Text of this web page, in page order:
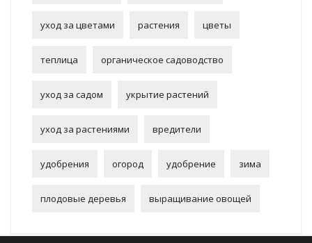
уход за цветами растения цветы
теплица органическое садоводство
уход за садом укрытие растений
уход за растениями вредители
удобрения огород удобрение зима
плодовые деревья выращивание овощей